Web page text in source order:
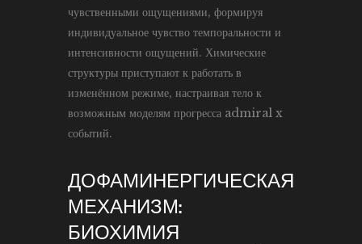
чувственными ощущениями, формируя
индивидуальное чувство темпоральности и
интенсивности ощущений. Химические
структуры приступают к работать в
изменённом режиме, настраивая тело к
возможным моделям прогресса admiral x
событий.
ДОФАМИНЕРГИЧЕСКАЯ
МЕХАНИЗМ:
БИОХИМИЯ